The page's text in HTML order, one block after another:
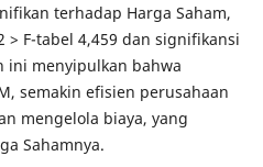
terhadap Harga Saham,
F-tabel 4,459 dan signifikansi
ini menyipulkan bahwa
semakin efisien perusahaan
mengelola biaya, yang
Sahamnya.